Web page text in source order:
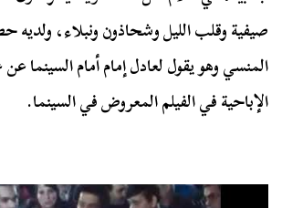
صيفية وقلب الليل وشحاذون ونبلاء،
المنسي وهو يقول لعادل إمام أمام السينما
الإباحية في الفيلم المعروض في السينما.